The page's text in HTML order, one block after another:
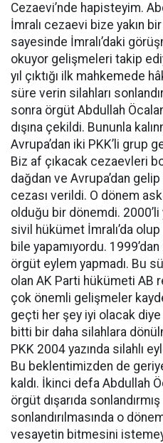
Cezaevi’nde hapisteyim.
İmralı cezaevi bize yakın
sayesinde İmralı’daki
okuyor gelişmeleri takip
yıl çıktığı ilk mahkemede
süre verin silahları
sonra örgüt Abdullah
dışına çekildi. Bununla
Avrupa’dan iki PKK’li grup
Biz af çıkacak cezaevleri
dağdan ve Avrupa’dan
cezası verildi. O dönem
olduğu bir dönemdi. 2000’li
sivil hükümet İmralı’da
bile yapamıyordu.
örgüt eylem yapmadı. Bu
olan AK Parti hükümeti AB
çok önemli gelişmeler
geçti her şey iyi olacak
bitti bir daha silahlara
PKK 2004 yazında silahlı
Bu beklentimizden de geriye
kaldı. İkinci defa Abdullah
örgüt dışarıda
sonlandırılmasında o
vesayetin bitmesini